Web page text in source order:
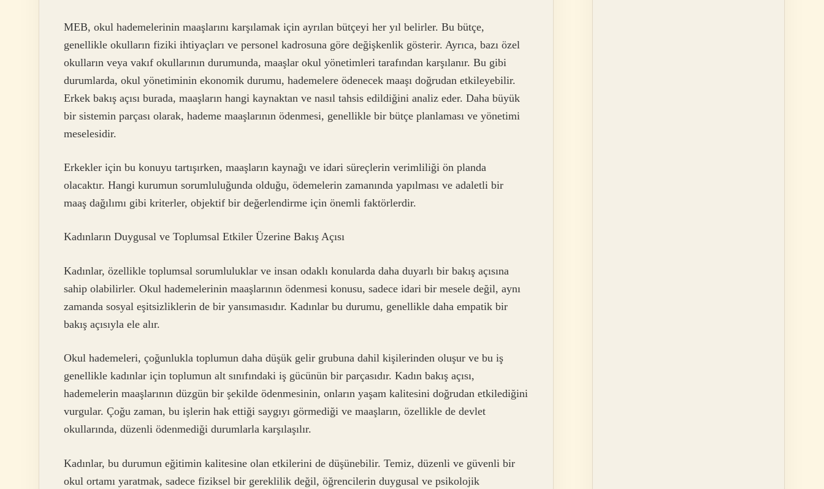
MEB, okul hademelerinin maaşlarını karşılamak için ayrılan bütçeyi her yıl belirler. Bu bütçe,
genellikle okulların fiziki ihtiyaçları ve personel kadrosuna göre değişkenlik gösterir. Ayrıca, bazı özel
okulların veya vakıf okullarının durumunda, maaşlar okul yönetimleri tarafından karşılanır. Bu gibi
durumlarda, okul yönetiminin ekonomik durumu, hademelere ödenecek maaşı doğrudan etkileyebilir.
Erkek bakış açısı burada, maaşların hangi kaynaktan ve nasıl tahsis edildiğini analiz eder. Daha büyük
bir sistemin parçası olarak, hademe maaşlarının ödenmesi, genellikle bir bütçe planlaması ve yönetimi
meselesidir.
Erkekler için bu konuyu tartışırken, maaşların kaynağı ve idari süreçlerin verimliliği ön planda
olacaktır. Hangi kurumun sorumluluğunda olduğu, ödemelerin zamanında yapılması ve adaletli bir
maaş dağılımı gibi kriterler, objektif bir değerlendirme için önemli faktörlerdir.
Kadınların Duygusal ve Toplumsal Etkiler Üzerine Bakış Açısı
Kadınlar, özellikle toplumsal sorumluluklar ve insan odaklı konularda daha duyarlı bir bakış açısına
sahip olabilirler. Okul hademelerinin maaşlarının ödenmesi konusu, sadece idari bir mesele değil, aynı
zamanda sosyal eşitsizliklerin de bir yansımasıdır. Kadınlar bu durumu, genellikle daha empatik bir
bakış açısıyla ele alır.
Okul hademeleri, çoğunlukla toplumun daha düşük gelir grubuna dahil kişilerinden oluşur ve bu iş
genellikle kadınlar için toplumun alt sınıfındaki iş gücünün bir parçasıdır. Kadın bakış açısı,
hademelerin maaşlarının düzgün bir şekilde ödenmesinin, onların yaşam kalitesini doğrudan etkilediğini
vurgular. Çoğu zaman, bu işlerin hak ettiği saygıyı görmediği ve maaşların, özellikle de devlet
okullarında, düzenli ödenmediği durumlarla karşılaşılır.
Kadınlar, bu durumun eğitimin kalitesine olan etkilerini de düşünebilir. Temiz, düzenli ve güvenli bir
okul ortamı yaratmak, sadece fiziksel bir gereklilik değil, öğrencilerin duygusal ve psikolojik